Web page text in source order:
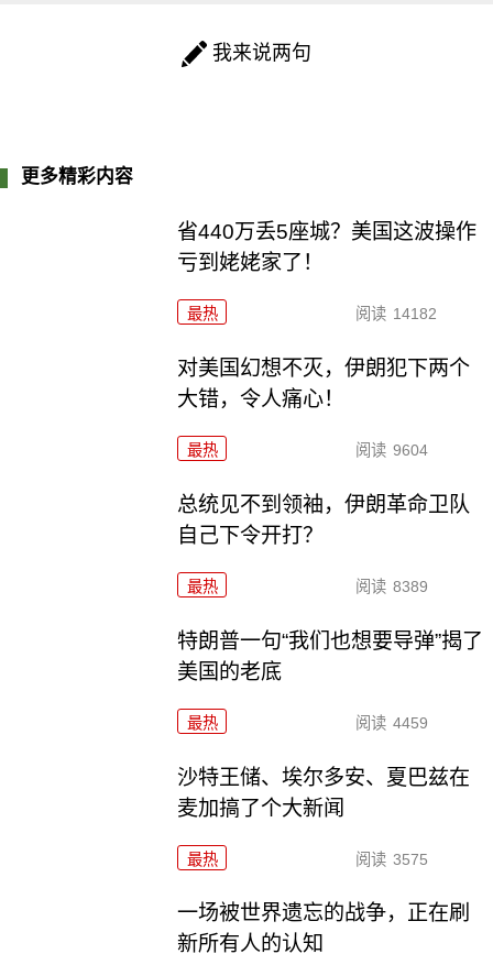
我来说两句
更多精彩内容
省440万丢5座城？美国这波操作
亏到姥姥家了！
最热 阅读 14182
对美国幻想不灭，伊朗犯下两个
大错，令人痛心！
最热 阅读 9604
总统见不到领袖，伊朗革命卫队
自己下令开打？
最热 阅读 8389
特朗普一句“我们也想要导弹”揭了
美国的老底
最热 阅读 4459
沙特王储、埃尔多安、夏巴兹在
麦加搞了个大新闻
最热 阅读 3575
一场被世界遗忘的战争，正在刷
新所有人的认知